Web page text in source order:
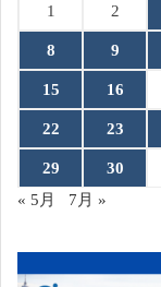
1 2
8 9
15 16
22 23
29
30
« 5月
7月 »